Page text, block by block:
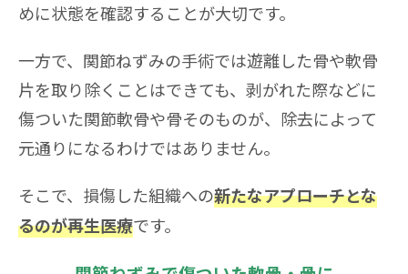
めに状態を確認することが大切です。
一方で、関節ねずみの手術では遊離した骨や軟骨
片を取り除くことはできても、剥がれた際などに
傷ついた関節軟骨や骨そのものが、除去によって
元通りになるわけではありません。
そこで、損傷した組織への新たなアプローチとな
るのが再生医療です。